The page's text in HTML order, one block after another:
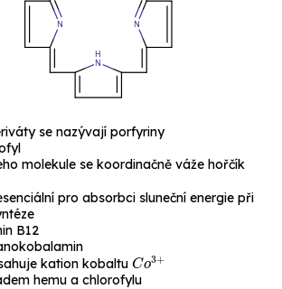
se nazývajíporfyriny
molekule se koordinačně váže hořčík
pro absorbci sluneční energie při
B12
kation kobaltu
Co3 +
hemu achlorofylu